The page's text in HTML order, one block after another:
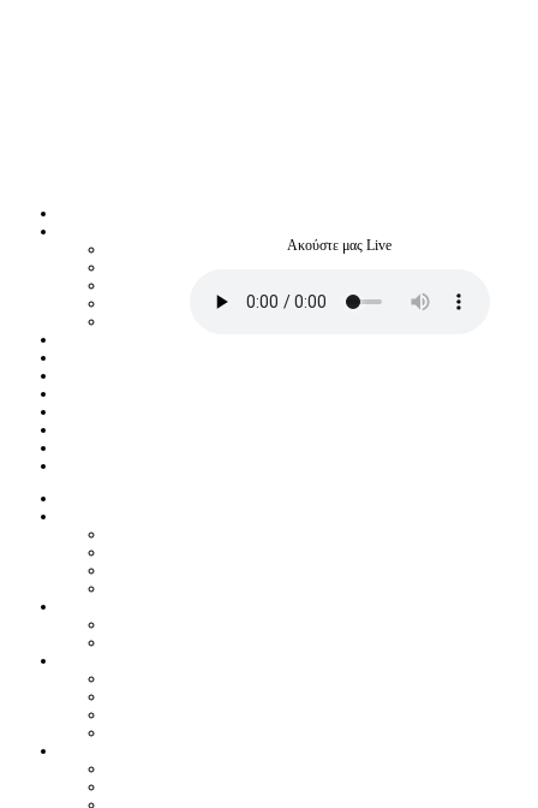
Ακούστε μας Live